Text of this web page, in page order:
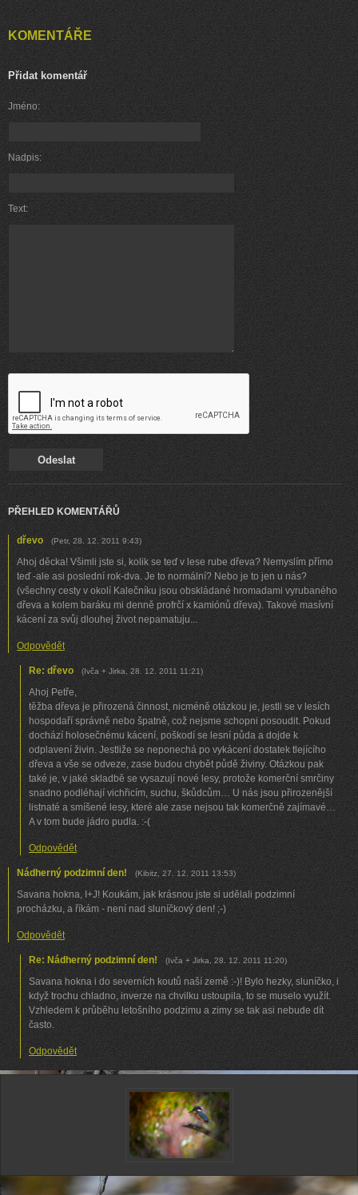
KOMENTÁŘE
Přidat komentář
Jméno:
Nadpis:
Text:
PŘEHLED KOMENTÁŘŮ
dřevo (Petr, 28. 12. 2011 9:43)
Ahoj děcka! Všimli jste si, kolik se teď v lese rube dřeva? Nemyslím přímo
teď -ale asi poslední rok-dva. Je to normální? Nebo je to jen u nás?
(všechny cesty v okolí Kalečníku jsou obskládané hromadami vyrubaného
dřeva a kolem baráku mi denně profrčí x kamiónů dřeva). Takové masívní
kácení za svůj dlouhej život nepamatuju...
Odpovědět
Re: dřevo (Ivča + Jirka 28. 12. 2011 11:21)
Ahoj Petře,
těžba dřeva je přirozená činnost, nicméně otázkou je, jestli se v lesích
hospodaří správně nebo špatně, což nejsme schopni posoudit. Pokud
dochází holosečnému kácení, poškodí se lesní půda a dojde k
odplavení živin. Jestliže se neponechá po vykácení dostatek tlejícího
dřeva a vše se odveze, zase budou chybět půdě živiny. Otázkou pak
také je, v jaké skladbě se vysazují nové lesy, protože komerční smrčiny
snadno podléhají vichřicím, suchu, škůdcům… U nás jsou přirozenější
listnaté a smíšené lesy, které ale zase nejsou tak komerčně zajímavé…
A v tom bude jádro pudla. :-(
Odpovědět
Nádherný podzimní den! (Kibitz 27. 12. 2011 13:53)
Savana hokna, I+J! Koukám, jak krásnou jste si udělali podzimní
procházku, a říkám - není nad sluníčkový den! ;-)
Odpovědět
Re: Nádherný podzimní den! (Ivča + Jirka 28. 12. 2011 11:20)
Savana hokna i do severních koutů naší země :-)! Bylo hezky, sluníčko, i
když trochu chladno, inverze na chvilku ustoupila, to se muselo využít.
Vzhledem k průběhu letošního podzimu a zimy se tak asi nebude dít
často.
Odpovědět